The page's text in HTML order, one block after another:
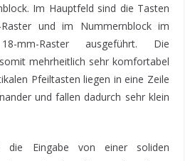
Im Hauptfeld sind die Tasten
und im Nummernblock im
mm-Raster ausgeführt. Die
mehrheitlich sehr komfortabel
Pfeiltasten liegen in eine Zeile
und fallen dadurch sehr klein
die Eingabe von einer soliden